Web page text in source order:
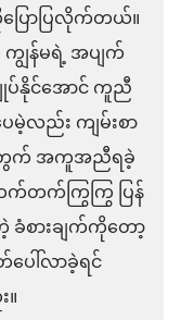
ောပြလိုက်တယ်။
ျွန်မရဲ့ အပျက်
ပ်နိုင်အောင် ကူညီ
မဲ့လည်း ကျမ်းစာ
က် အကူအညီရခဲ့
တက်ကြွကြွ ပြန်
ခံစားချက်ကိုတော့
ေါ်လာခဲ့ရင်